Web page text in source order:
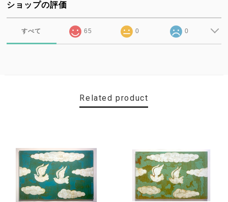
ショップの評価
すべて 65 0 0
Related product